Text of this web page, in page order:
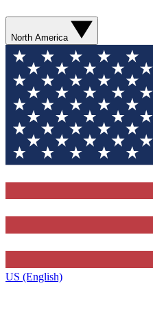
North America
US (English)